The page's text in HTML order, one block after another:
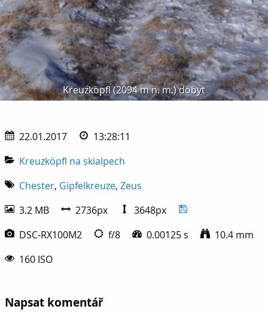
Kreuzköpfl (2094 m n. m.) dobyt
22.01.2017
13:28:11
Kreuzköpfl na skialpech
Chester, Gipfelkreuze, Zeus
3.2 MB
2736px
3648px
DSC-RX100M2
f/8 0.00125 s
10.4 mm
160 ISO
Napsat komentář